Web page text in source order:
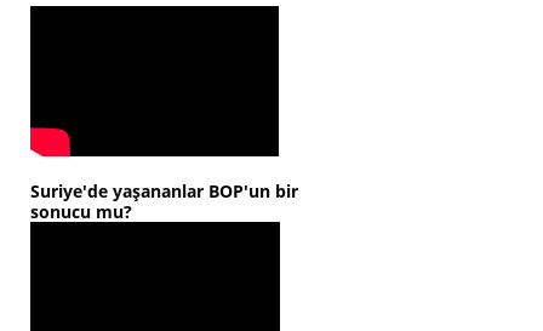
Suriye'de yaşananlar BOP'un bir
sonucu mu?